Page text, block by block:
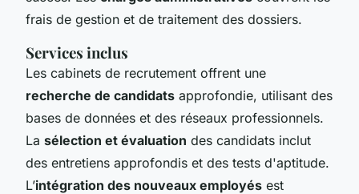
frais de gestion et de traitement des dossiers.
Services inclus
Les cabinets de recrutement offrent une
recherche de candidats approfondie, utilisant des
bases de données et des réseaux professionnels.
La sélection et évaluation des candidats inclut
des entretiens approfondis et des tests d'aptitude.
L’intégration des nouveaux employés est